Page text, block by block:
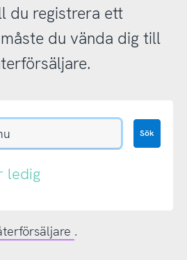
du registrera ett
du vända dig till
Sök
ledig
.